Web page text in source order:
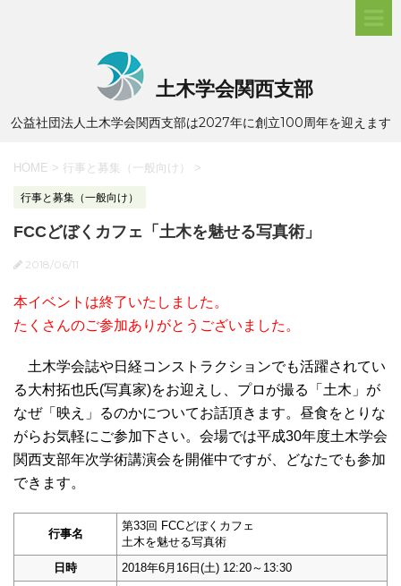
土木学会関西支部
公益社団法人土木学会関西支部は2027年に創立100周年を迎えます
HOME > 行事と募集（一般向け） >
行事と募集（一般向け）
FCCどぼくカフェ「土木を魅せる写真術」
2018/06/11
本イベントは終了いたしました。
たくさんのご参加ありがとうございました。
土木学会誌や日経コンストラクションでも活躍されてい
る大村拓也氏(写真家)をお迎えし、プロが撮る「土木」が
なぜ「映え」るのかについてお話頂きます。昼食をとりな
がらお気軽にご参加下さい。会場では平成30年度土木学会
関西支部年次学術講演会を開催中ですが、どなたでも参加
できます。
行事名
第33回 FCCどぼくカフェ
土木を魅せる写真術
日時
2018年6月16日(土) 12:20～13:30